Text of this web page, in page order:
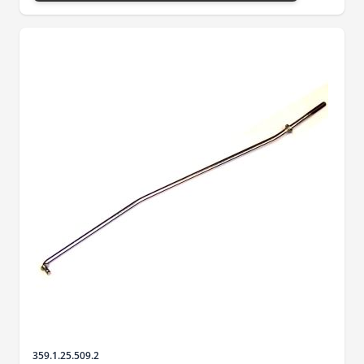
SKU
359.1.25.509.2